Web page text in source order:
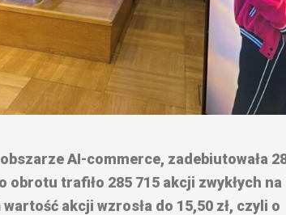
AI-commerce, zadebiutowała
obrotu trafiło 285 715 akcji zwykłych na
akcji wzrosła do 15,50 zł, czyli o